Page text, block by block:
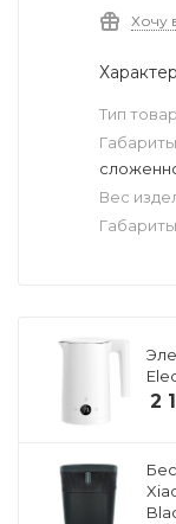
Хочу
Тип
Вес
Габариты
2